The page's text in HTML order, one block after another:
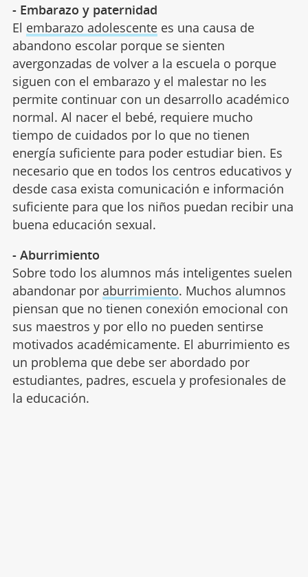
- Embarazo y paternidad
El embarazo adolescentees una causa de
abandono escolar porque se sienten
avergonzadas de volver a la escuela o porque
siguen con el embarazo y el malestar no les
permite continuar con un desarrollo académico
normal. Al nacer el bebé, requiere mucho
tiempo de cuidados por lo que no tienen
energía suficiente para poder estudiar bien. Es
necesario que en todos los centros educativos y
desde casa exista comunicación e información
suficiente para que los niños puedan recibir una
buena educación sexual.
- Aburrimiento
Sobre todo los alumnos más inteligentes suelen
abandonar por aburrimiento. Muchos alumnos
piensan que no tienen conexión emocional con
sus maestros y por ello no pueden sentirse
motivados académicamente. El aburrimiento es
un problema que debe ser abordado por
estudiantes, padres, escuela y profesionales de
la educación.